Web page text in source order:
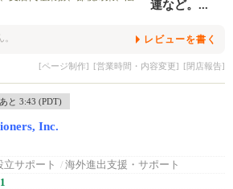
レビューを書く
[ページ制作] [営業時間・内容変更] [閉店報告]
と 3:43 (PDT)
Inc.
立サポート / 海外進出支援・サポート